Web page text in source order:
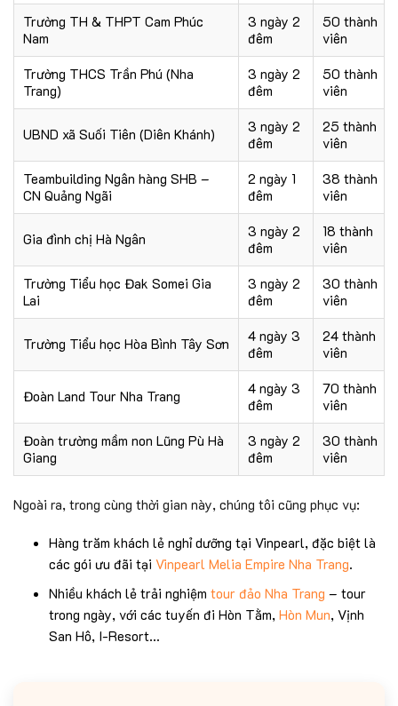
Trường TH & THPT Cam Phúc
Nam
3 ngày 2
đêm
50 thành
viên
Trường THCS Trần Phú (Nha
Trang)
3 ngày 2
đêm
50 thành
viên
UBND xã Suối Tiên (Diên Khánh)
3 ngày 2
đêm
25 thành
viên
Teambuilding Ngân hàng SHB –
CN Quảng Ngãi
2 ngày 1
đêm
38 thành
viên
Gia đình chị Hà Ngân
3 ngày 2
đêm
18 thành
viên
Trường Tiểu học Đak Somei Gia
Lai
3 ngày 2
đêm
30 thành
viên
Trường Tiểu học Hòa Bình Tây Sơn
4 ngày 3
đêm
24 thành
viên
Đoàn Land Tour Nha Trang
4 ngày 3
đêm
70 thành
viên
Đoàn trường mầm non Lũng Pù Hà
Giang
3 ngày 2
đêm
30 thành
viên
Ngoài ra, trong cùng thời gian này, chúng tôi cũng phục vụ:
Hàng trăm khách lẻ nghỉ dưỡng tại Vinpearl, đặc biệt là
các gói ưu đãi tại Vinpearl Melia Empire Nha Trang.
Nhiều khách lẻ trải nghiệm tour đảo Nha Trang – tour
trong ngày, với các tuyến đi Hòn Tằm, Hòn Mun, Vịnh
San Hô, I-Resort…